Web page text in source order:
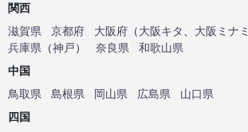
関西
滋賀県
京都府 大阪府 （大阪キタ 大阪ミナミ
兵庫県 （神戸） 奈良県
和歌山県
中国
鳥取県
島根県 岡山県 広島県
山口県
四国